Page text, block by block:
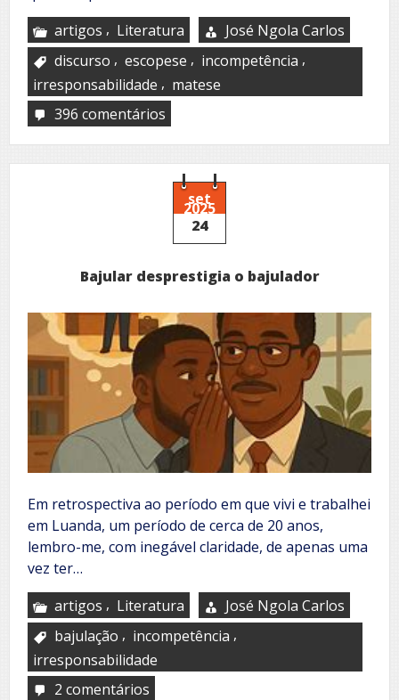
artigos , Literatura
José Ngola Carlos
discurso , escopese , incompetência ,
irresponsabilidade , matese
396 comentários
discurso
da
incompetência
set
2025
24
Bajular desprestigia o bajulador
Em retrospectiva ao período em que vivi e trabalhei
em Luanda, um período de cerca de 20 anos,
lembro-me, com inegável claridade, de apenas uma
vez ter…
artigos , Literatura
José Ngola Carlos
bajulação , incompetência ,
irresponsabilidade
2 comentários